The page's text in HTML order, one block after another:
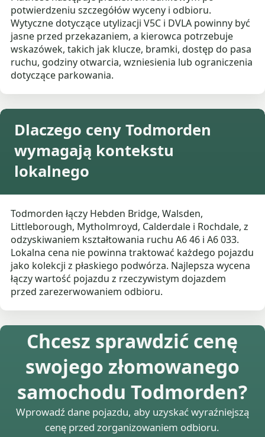
potwierdzeniu szczegółów wyceny i odbioru.
Wytyczne dotyczące utylizacji V5C i DVLA powinny być
jasne przed przekazaniem, a kierowca potrzebuje
wskazówek, takich jak klucze, bramki, dostęp do pasa
ruchu, godziny otwarcia, wzniesienia lub ograniczenia
dotyczące parkowania.
Dlaczego ceny Todmorden
wymagają kontekstu
lokalnego
Todmorden łączy Hebden Bridge, Walsden,
Littleborough, Mytholmroyd, Calderdale i Rochdale, z
odzyskiwaniem kształtowania ruchu A6 46 i A6 033.
Lokalna cena nie powinna traktować każdego pojazdu
jako kolekcji z płaskiego podwórza. Najlepsza wycena
łączy wartość pojazdu z rzeczywistym dojazdem
przed zarezerwowaniem odbioru.
Chcesz sprawdzić cenę
swojego złomowanego
samochodu Todmorden?
Wprowadź dane pojazdu, aby uzyskać wyraźniejszą
cenę przed zorganizowaniem odbioru.